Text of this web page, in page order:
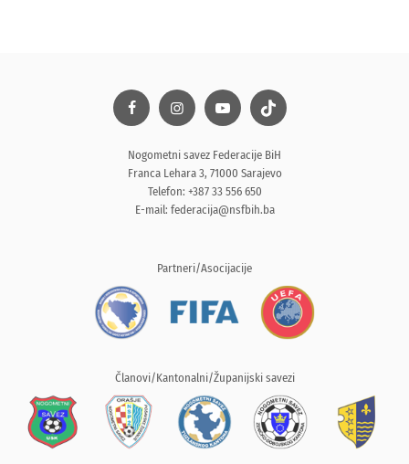
Nogometni savez Federacije BiH
Franca Lehara 3, 71000 Sarajevo
Telefon: +387 33 556 650
E-mail: federacija@nsfbih.ba
Partneri/Asocijacije
Članovi/Kantonalni/Županijski savezi